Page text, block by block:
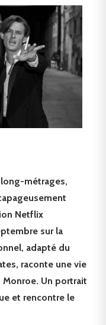
métrages,
Netflix
sur la
adapté du
raconte une vie
Un portrait
et rencontre le